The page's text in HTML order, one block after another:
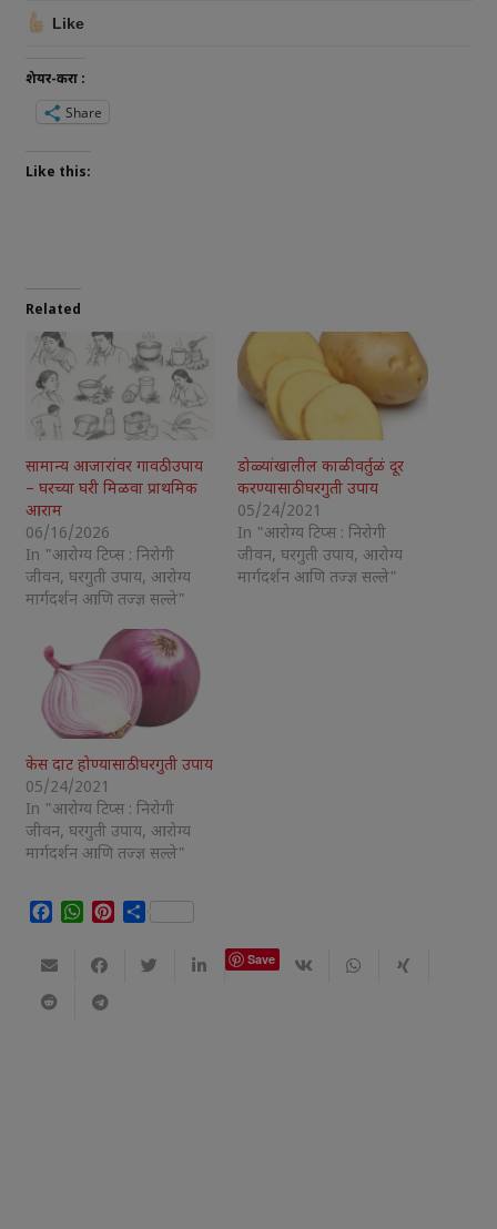
Like
शेयर-करा :
Share
Like this:
Related
सामान्य आजारांवर गावठी उपाय
– घरच्या घरी मिळवा प्राथमिक
आराम
06/16/2026
In "आरोग्य टिप्स : निरोगी
जीवन, घरगुती उपाय, आरोग्य
मार्गदर्शन आणि तज्ज्ञ सल्ले"
डोळ्यांखालील काळी वर्तुळं दूर
करण्यासाठी घरगुती उपाय
05/24/2021
In "आरोग्य टिप्स : निरोगी
जीवन, घरगुती उपाय, आरोग्य
मार्गदर्शन आणि तज्ज्ञ सल्ले"
केस दाट होण्यासाठी घरगुती उपाय
05/24/2021
In "आरोग्य टिप्स : निरोगी
जीवन, घरगुती उपाय, आरोग्य
मार्गदर्शन आणि तज्ज्ञ सल्ले"
Facebook
WhatsApp
Pinterest
Share
Save